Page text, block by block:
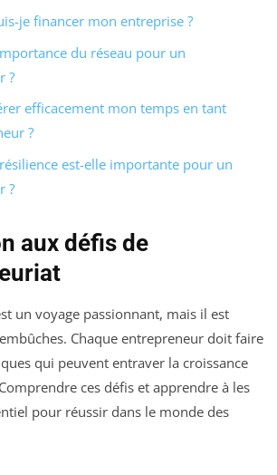
je financer mon entreprise ?
du réseau pour un
?
efficacement mon temps en tant
?
est-elle importante pour un
?
aux défis de
un voyage passionnant, mais il est
Chaque entrepreneur doit faire
qui peuvent entraver la croissance
ces défis et apprendre à les
pour réussir dans le monde des